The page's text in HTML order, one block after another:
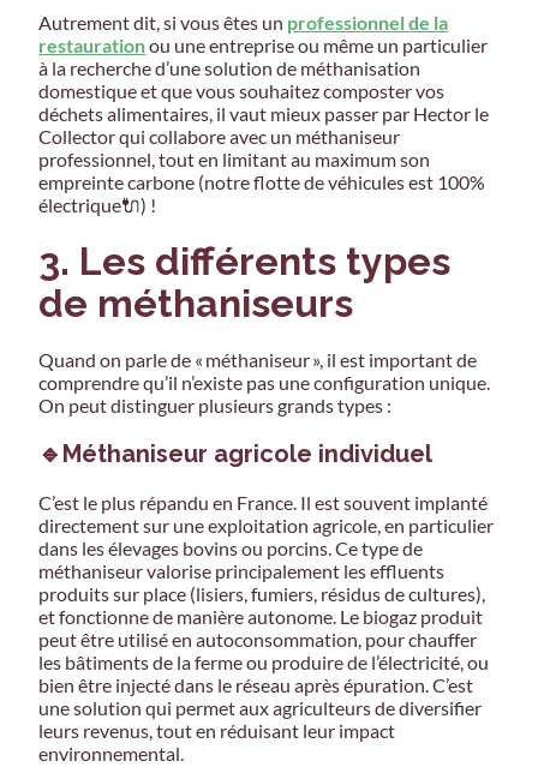
Autrement dit, si vous êtes un professionnel de la
restaurationou une entreprise ou même un particulier
à la recherche d’une solution de méthanisation
domestique et que vous souhaitez composter vos
déchets alimentaires, il vaut mieux passer par Hector le
Collector qui collabore avec un méthaniseur
professionnel, tout en limitant au maximum son
empreinte carbone (notre flotte de véhicules est 100%
électrique🔌) !
3. Les différents types
de méthaniseurs
Quand on parle de « méthaniseur », il est important de
comprendre qu’il n’existe pas une configuration unique.
On peut distinguer plusieurs grands types :
🔹Méthaniseur agricole individuel
C’est le plus répandu en France. Il est souvent implanté
directement sur une exploitation agricole, en particulier
dans les élevages bovins ou porcins. Ce type de
méthaniseur valorise principalement les effluents
produits sur place (lisiers, fumiers, résidus de cultures),
et fonctionne de manière autonome. Le biogaz produit
peut être utilisé en autoconsommation, pour chauffer
les bâtiments de la ferme ou produire de l’électricité, ou
bien être injecté dans le réseau après épuration. C’est
une solution qui permet aux agriculteurs de diversifier
leurs revenus, tout en réduisant leur impact
environnemental.